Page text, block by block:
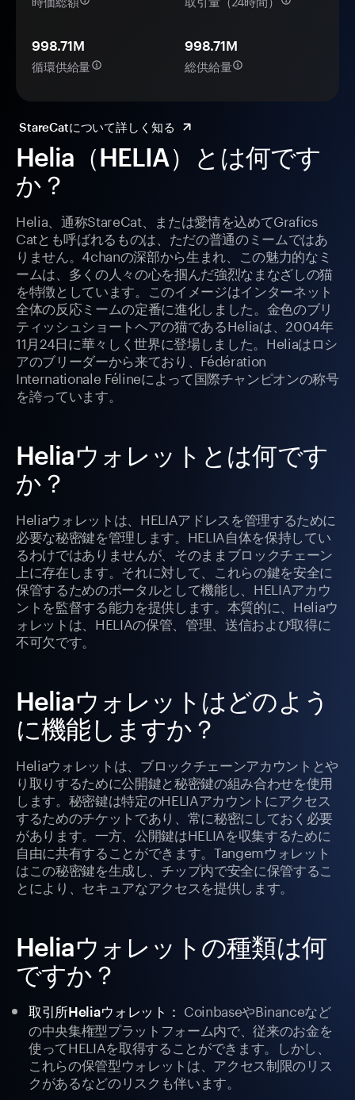
Helia（HELIA）とは何です
か？
Helia、通称StareCat、または愛情を込めてGrafics
Catとも呼ばれるものは、ただの普通のミームではあ
りません。4chanの深部から生まれ、この魅力的なミ
ームは、多くの人々の心を掴んだ強烈なまなざしの猫
を特徴としています。このイメージはインターネット
全体の反応ミームの定番に進化しました。金色のブリ
ティッシュショートヘアの猫であるHeliaは、2004年
11月24日に華々しく世界に登場しました。Heliaはロシ
アのブリーダーから来ており、Fédération
Internationale Félineによって国際チャンピオンの称号
を誇っています。
Heliaウォレットとは何です
か？
Heliaウォレットは、HELIAアドレスを管理するために
必要な秘密鍵を管理します。HELIA自体を保持してい
るわけではありませんが、そのままブロックチェーン
上に存在します。それに対して、これらの鍵を安全に
保管するためのポータルとして機能し、HELIAアカウ
ントを監督する能力を提供します。本質的に、Heliaウ
ォレットは、HELIAの保管、管理、送信および取得に
不可欠です。
Heliaウォレットはどのよう
に機能しますか？
Heliaウォレットは、ブロックチェーンアカウントとや
り取りするために公開鍵と秘密鍵の組み合わせを使用
します。秘密鍵は特定のHELIAアカウントにアクセス
するためのチケットであり、常に秘密にしておく必要
があります。一方、公開鍵はHELIAを収集するために
自由に共有することができます。Tangemウォレット
はこの秘密鍵を生成し、チップ内で安全に保管するこ
とにより、セキュアなアクセスを提供します。
Heliaウォレットの種類は何
ですか？
取引所Heliaウォレット： CoinbaseやBinanceなど
の中央集権型プラットフォーム内で、従来のお金を
使ってHELIAを取得することができます。しかし、
これらの保管型ウォレットは、アクセス制限のリス
クがあるなどのリスクも伴います。
998.71M
循環供給量
998.71M
総供給量
StareCatについて詳しく知る